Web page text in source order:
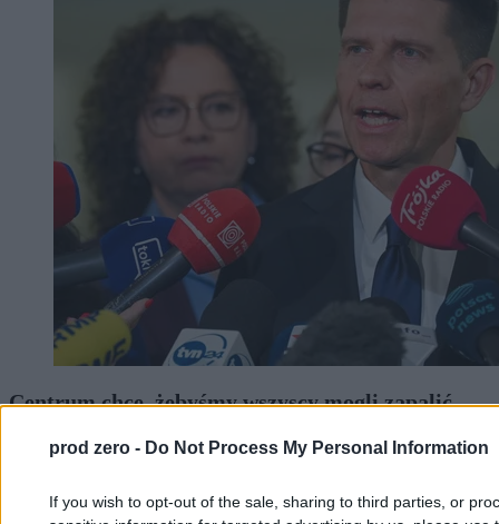
prod zero - Do Not Process My Personal Information
If you wish to opt-out of the sale, sharing to third parties, or
Centrum chce, żebyśmy wszyscy mogli zapalić
wybiera